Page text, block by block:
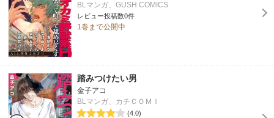
BLマンガ、GUSH COMICS
レビュー投稿数0件
1巻まで公開中
踏みつけたい男
金子アコ
BLマンガ、カチＣＯＭＩ
(4.0)